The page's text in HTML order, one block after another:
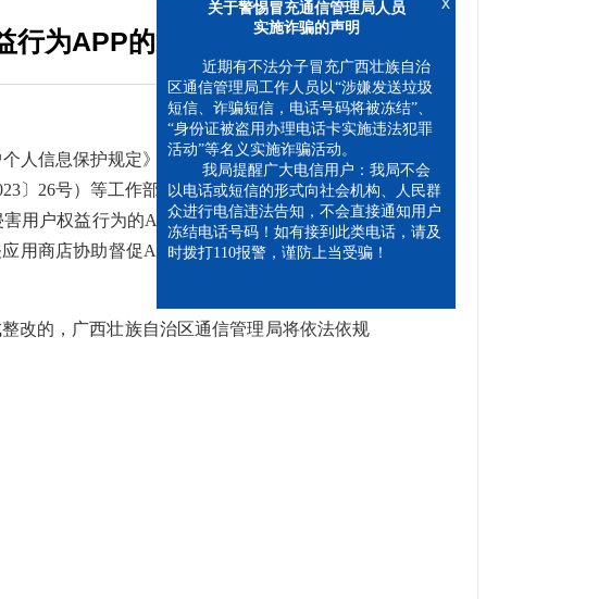
为APP的通报
人信息保护规定》等法律法规，按照工业和信
〕26号）等工作部署，广西壮族自治区通信管
用户权益行为的APP主办主体发出《广西通信
用商店协助督促APP运营者整改。截至目前，
改的，广西壮族自治区通信管理局将依法依规
关于警惕冒充通信管理局人员
近期有不法分子冒充广西壮族自治
区通信管理局工作人员以“涉嫌发送垃圾
短信、诈骗短信，电话号码将被冻结”、
“身份证被盗用办理电话卡实施违法犯罪
活动”等名义实施诈骗活动。
我局提醒广大电信用户：我局不会
以电话或短信的形式向社会机构、人民群
众进行电信违法告知，不会直接通知用户
冻结电话号码！如有接到此类电话，请及